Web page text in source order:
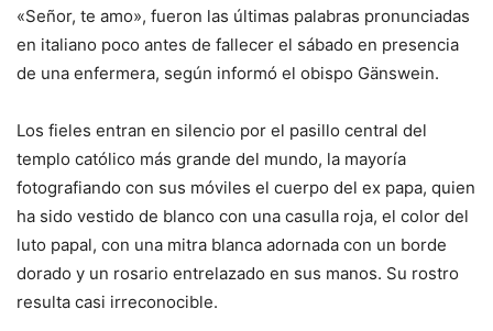
«Señor, te amo», fueron las últimas palabras pronunciadas
en italiano poco antes de fallecer el sábado en presencia
de una enfermera, según informó el obispo Gänswein.
Los fieles entran en silencio por el pasillo central del
templo católico más grande del mundo, la mayoría
fotografiando con sus móviles el cuerpo del ex papa, quien
ha sido vestido de blanco con una casulla roja, el color del
luto papal, con una mitra blanca adornada con un borde
dorado y un rosario entrelazado en sus manos. Su rostro
resulta casi irreconocible.